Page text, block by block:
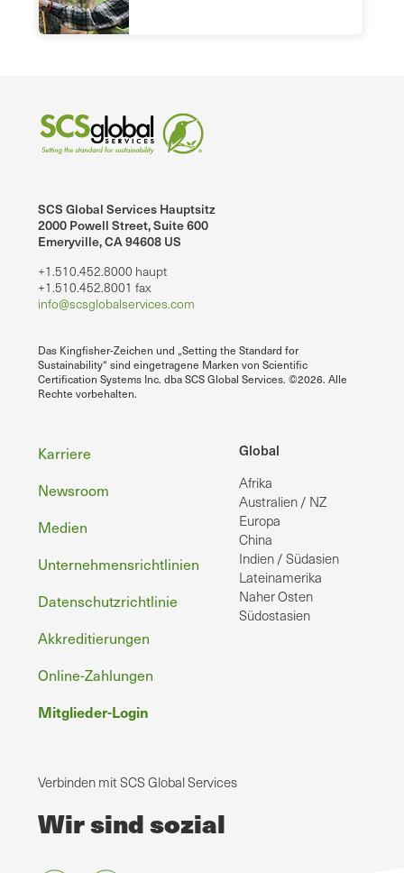
SCS Global Services Hauptsitz
2000 Powell Street, Suite 600
Emeryville, CA 94608 US
+1.510.452.8000 haupt
+1.510.452.8001 fax
info@scsglobalservices.com
Das Kingfisher-Zeichen und „Setting the Standard for
Sustainability“ sind eingetragene Marken von Scientific
Certification Systems Inc. dba SCS Global Services. ©2026. Alle
Rechte vorbehalten.
Global
Afrika
Australien / NZ
Europa
China
Indien / Südasien
Lateinamerika
Naher Osten
Südostasien
Fußzeile
Karriere
Newsroom
Medien
Unternehmensrichtlinien
Datenschutzrichtlinie
Akkreditierungen
Online-Zahlungen
Mitglieder-Login
Verbinden mit SCS Global Services
Wir sind sozial